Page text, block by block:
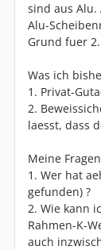
sind aus Alu.
Alu-
Grund fuer
Was ich
1. Privat-
2.
laesst, dass
Meine
1. Wer hat
gefunden) ?
2. Wie kann
Rahmen-K-
auch